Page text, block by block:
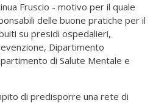
Fruscio - motivo per il quale
delle buone pratiche per il
su presidi ospedalieri,
Dipartimento
di Salute Mentale e
di predisporre una rete di